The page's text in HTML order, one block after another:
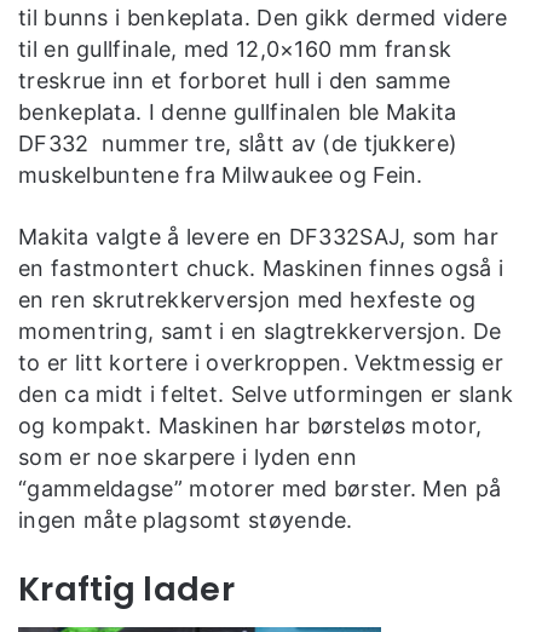
til bunns i benkeplata. Den gikk dermed videre
til en gullfinale, med 12,0×160 mm fransk
treskrue inn et forboret hull i den samme
benkeplata. I denne gullfinalen ble Makita
DF332 nummer tre, slått av (de tjukkere)
muskelbuntene fra Milwaukee og Fein.
Makita valgte å levere en DF332SAJ, som har
en fastmontert chuck. Maskinen finnes også i
en ren skrutrekkerversjon med hexfeste og
momentring, samt i en slagtrekkerversjon. De
to er litt kortere i overkroppen. Vektmessig er
den ca midt i feltet. Selve utformingen er slank
og kompakt. Maskinen har børsteløs motor,
som er noe skarpere i lyden enn
“gammeldagse” motorer med børster. Men på
ingen måte plagsomt støyende.
Kraftig lader